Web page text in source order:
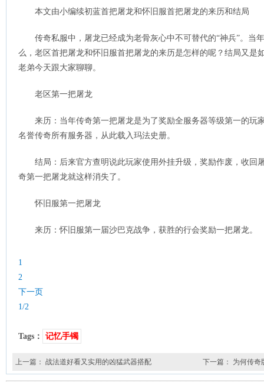
本文由小编续初蓝首把屠龙和怀旧服首把屠龙的来历和结局
传奇私服中，屠龙已经成为老骨灰心中不可替代的“神兵”。当
么，老区首把屠龙和怀旧服首把屠龙的来历是怎样的呢？结局又是
老弟今天跟大家聊聊。
老区第一把屠龙
来历：当年传奇第一把屠龙是为了奖励全服务器等级第一的玩
名誉传奇所有服务器，从此载入玛法史册。
结局：后来官方查明说此玩家使用外挂升级，奖励作废，收回
奇第一把屠龙就这样消失了。
怀旧服第一把屠龙
来历：怀旧服第一届沙巴克战争，获胜的行会奖励一把屠龙。
1
2
下一页
1/2
Tags： 记忆手镯
上一篇： 战法道好看又实用的凶猛武器搭配 下一篇： 为何传奇